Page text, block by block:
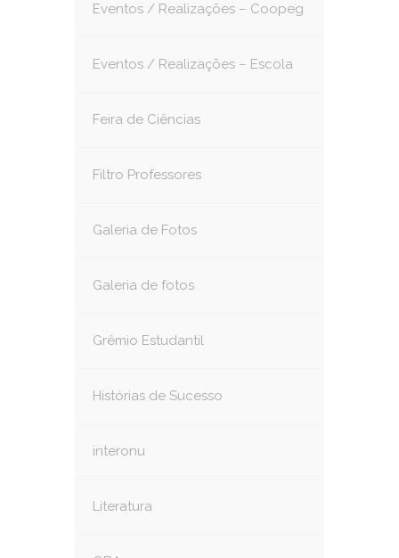
Eventos / Realizações – Coopeg
Eventos / Realizações – Escola
Feira de Ciências
Filtro Professores
Galeria de Fotos
Galeria de fotos
Grêmio Estudantil
Histórias de Sucesso
interonu
Literatura